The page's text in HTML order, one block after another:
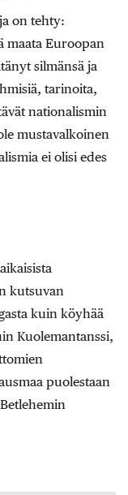
on tehty:
maata Euroopan
silmänsä ja
tarinoita,
nationalismin
mustavalkoinen
ei olisi edes
kutsuvan
kuin köyhää
Kuolemantanssi,
puolestaan